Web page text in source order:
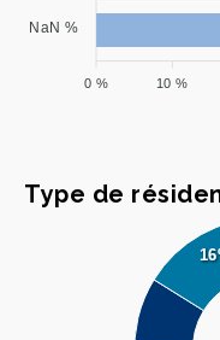
NaN %
10 %
0 %
Type de